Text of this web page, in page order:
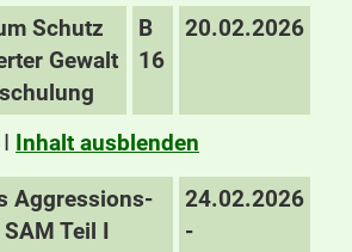
Schutz
Gewalt
B
16
20.02.2026
I Inhalt ausblenden
Aggressions-
Teil I
24.02.2026
-